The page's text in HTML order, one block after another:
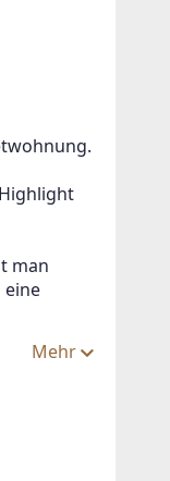
man
eine
Mehr